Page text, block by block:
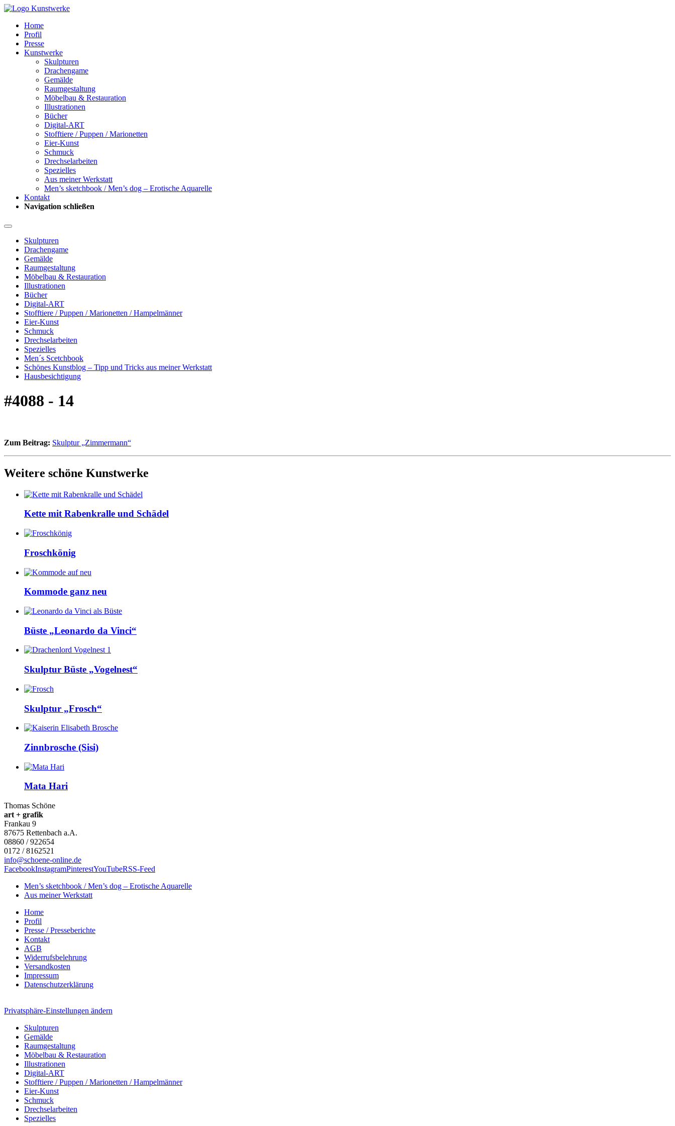
Home
Profil
Presse
Kunstwerke
Skulpturen
Drachengame
Gemälde
Raumgestaltung
Möbelbau & Restauration
Illustrationen
Bücher
Digital-ART
Stofftiere / Puppen / Marionetten
Eier-Kunst
Schmuck
Drechselarbeiten
Spezielles
Aus meiner Werkstatt
Men’s sketchbook / Men’s dog – Erotische Aquarelle
Kontakt
Navigation schließen
Skulpturen
Drachengame
Gemälde
Raumgestaltung
Möbelbau & Restauration
Illustrationen
Bücher
Digital-ART
Stofftiere / Puppen / Marionetten / Hampelmänner
Eier-Kunst
Schmuck
Drechselarbeiten
Spezielles
Men´s Scetchbook
Schönes Kunstblog – Tipp und Tricks aus meiner Werkstatt
Hausbesichtigung
#4088 - 14
Zum Beitrag: Skulptur „Zimmermann“
Weitere schöne Kunstwerke
Kette mit Rabenkralle und Schädel
Froschkönig
Kommode ganz neu
Büste „Leonardo da Vinci“
Skulptur Büste „Vogelnest“
Skulptur „Frosch“
Zinnbrosche (Sisi)
Mata Hari
Thomas Schöne
art + grafik
Frankau 9
87675 Rettenbach a.A.
08860 / 922654
0172 / 8162521
info@schoene-online.de
FacebookInstagramPinterestYouTubeRSS-Feed
Men’s sketchbook / Men’s dog – Erotische Aquarelle
Aus meiner Werkstatt
Home
Profil
Presse / Presseberichte
Kontakt
AGB
Widerrufsbelehrung
Versandkosten
Impressum
Datenschutzerklärung
Privatsphäre-Einstellungen ändern
Skulpturen
Gemälde
Raumgestaltung
Möbelbau & Restauration
Illustrationen
Digital-ART
Stofftiere / Puppen / Marionetten / Hampelmänner
Eier-Kunst
Schmuck
Drechselarbeiten
Spezielles